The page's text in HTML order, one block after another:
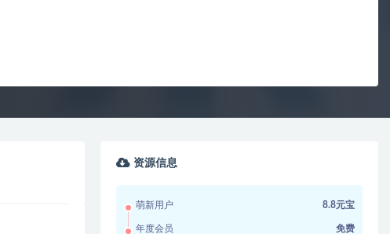
资源信息
萌新用户 8.8元宝
年度会员 免费